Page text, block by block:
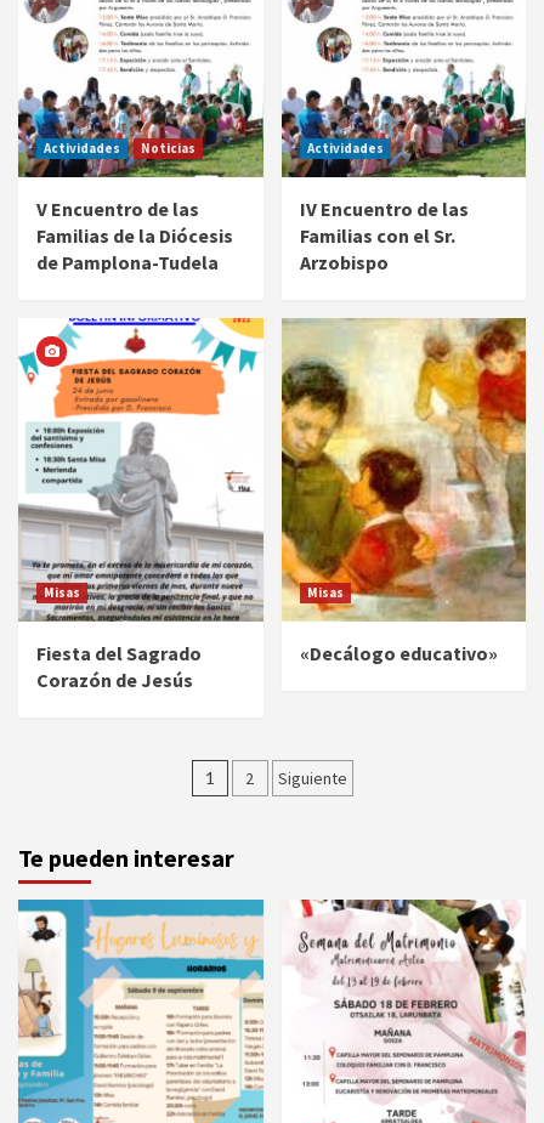
Actividades Noticias
V Encuentro de las
Familias de la Diócesis
de Pamplona-Tudela
Actividades
IV Encuentro de las
Familias con el Sr.
Arzobispo
Misas
Fiesta del Sagrado
Corazón de Jesús
Misas
«Decálogo educativo»
Paginación
entradas
1 2 Siguiente
Te pueden interesar